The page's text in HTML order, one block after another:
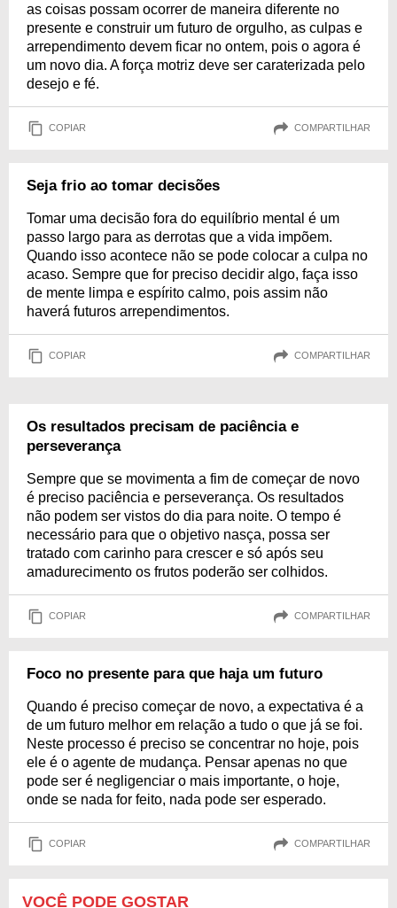
as coisas possam ocorrer de maneira diferente no
presente e construir um futuro de orgulho, as culpas e
arrependimento devem ficar no ontem, pois o agora é
um novo dia. A força motriz deve ser caraterizada pelo
desejo e fé.
COPIAR COMPARTILHAR
Seja frio ao tomar decisões
Tomar uma decisão fora do equilíbrio mental é um
passo largo para as derrotas que a vida impõem.
Quando isso acontece não se pode colocar a culpa no
acaso. Sempre que for preciso decidir algo, faça isso
de mente limpa e espírito calmo, pois assim não
haverá futuros arrependimentos.
COPIAR COMPARTILHAR
Os resultados precisam de paciência e
perseverança
Sempre que se movimenta a fim de começar de novo
é preciso paciência e perseverança. Os resultados
não podem ser vistos do dia para noite. O tempo é
necessário para que o objetivo nasça, possa ser
tratado com carinho para crescer e só após seu
amadurecimento os frutos poderão ser colhidos.
COPIAR COMPARTILHAR
Foco no presente para que haja um futuro
Quando é preciso começar de novo, a expectativa é a
de um futuro melhor em relação a tudo o que já se foi.
Neste processo é preciso se concentrar no hoje, pois
ele é o agente de mudança. Pensar apenas no que
pode ser é negligenciar o mais importante, o hoje,
onde se nada for feito, nada pode ser esperado.
COPIAR COMPARTILHAR
VOCÊ PODE GOSTAR